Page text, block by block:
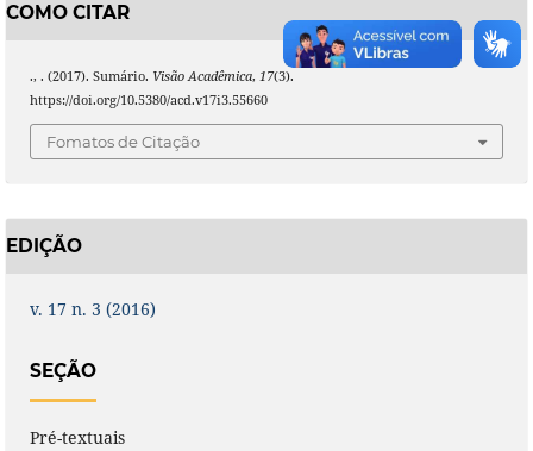
COMO CITAR
., . (2017). Sumário. Visão Acadêmica, 17(3).
https://doi.org/10.5380/acd.v17i3.55660
Fomatos de Citação
EDIÇÃO
v. 17 n. 3 (2016)
SEÇÃO
Pré-textuais